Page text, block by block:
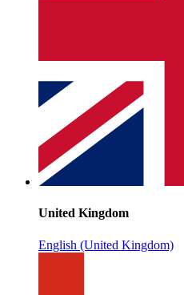
United Kingdom
English (United Kingdom)